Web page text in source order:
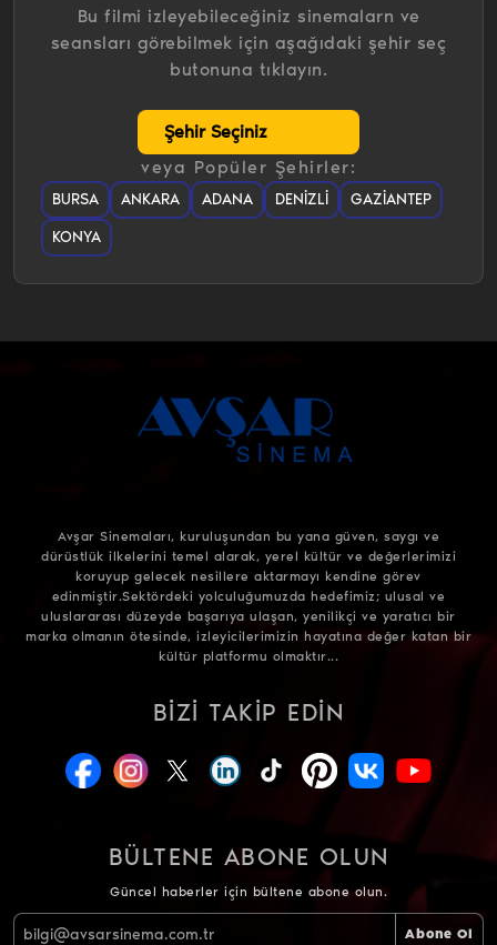
Bu filmi izleyebileceğiniz sinemalarn ve
seansları görebilmek için aşağıdaki şehir seç
butonuna tıklayın.
veya Popüler Şehirler:
BURSA ANKARA ADANA DENIZLI
GAZIANTEP
KONYA
Avşar Sinemaları, kuruluşundan bu yana güven, saygı ve
dürüstlük ilkelerini temel alarak, yerel kültür ve değerlerimizi
koruyup gelecek nesillere aktarmayı kendine görev
edinmiştir.Sektördeki yolculuğumuzda hedefimiz; ulusal ve
uluslararası düzeyde başarıya ulaşan, yenilikçi ve yaratıcı bir
marka olmanın ötesinde, izleyicilerimizin hayatına değer katan bir
kültür platformu olmaktır...
BIZI TAKIP EDIN
BÜLTENE ABONE OLUN
Güncel haberler için bültene abone olun.
Abone Ol